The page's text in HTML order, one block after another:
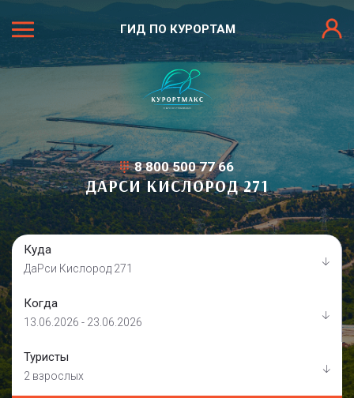
ГИД ПО КУРОРТАМ
8 800 500 77 66
ДАРСИ КИСЛОРОД 271
Куда
ДаРси Кислород 271
Когда
13.06.2026 - 23.06.2026
Туристы
2 взрослых